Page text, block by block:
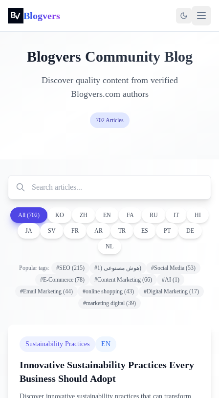
Blogvers
Blogvers Community Blog
Discover quality content from verified
Blogvers.com authors
702Articles
Search articles
All (702) KO ZH EN FA RU IT HI
JA SV FR AR TR ES PT DE
NL
Popular tags: #SEO(215) # هوش مصنوعی (
1 ) #Social Media(53)
#E-Commerce(78) #Content Marketing(66) #AI(1)
#Email Marketing (44) #online shopping (43) #Digital Marketing (17)
#marketing digital (39)
Sustainability Practices EN
Innovative Sustainability Practices Every
Business Should Adopt
Discover innovative sustainability practices that can transform